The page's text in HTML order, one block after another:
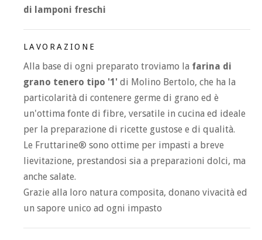
di lamponi freschi
LAVORAZIONE
Alla base di ogni preparato troviamo la farina di
grano tenero tipo '1' di Molino Bertolo, che ha la
particolarità di contenere germe di grano ed è
un'ottima fonte di fibre, versatile in cucina ed ideale
per la preparazione di ricette gustose e di qualità.
Le Fruttarine® sono ottime per impasti a breve
lievitazione, prestandosi sia a preparazioni dolci, ma
anche salate.
Grazie alla loro natura composita, donano vivacità ed
un sapore unico ad ogni impasto